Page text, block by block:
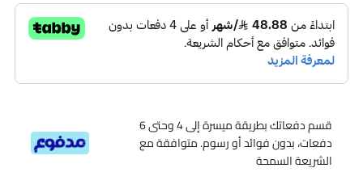
قسم دفعاتك بطريقة ميسرة إلى 4 وحتى 6
دفعات، بدون فوائد أو رسوم. متوافقة مع
الشريعة السمحة